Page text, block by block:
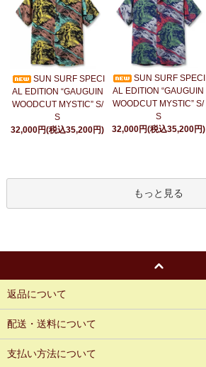
SUN SURF SPECI
AL EDITION “GAUGUIN
WOODCUT MYSTIC” S/
S
32,000円(税込35,200円)
SUN SURF SPECI
AL EDITION “GAUGUIN
WOODCUT MYSTIC” S/
S
32,000円(税込35,200円)
もっと見る
返品について
配送・送料について
支払い方法について